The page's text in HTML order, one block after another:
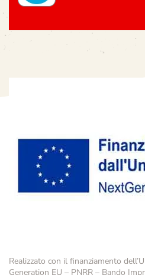
Realizzato con il finanziamento
Generation EU – PNRR – Bando